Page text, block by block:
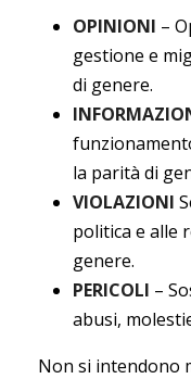
OPINIONI –
gestione e
di genere.
la parità di
VIOLAZIONI
politica e alle
genere.
PERICOLI –
abusi,
Non si intendono